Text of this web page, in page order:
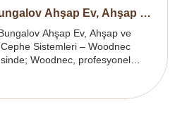
Ahşap Ev, Ahşap ve
Ahşap Ev, Ahşap ve
Sistemleri – Woodnec
Woodnec, profesyonel